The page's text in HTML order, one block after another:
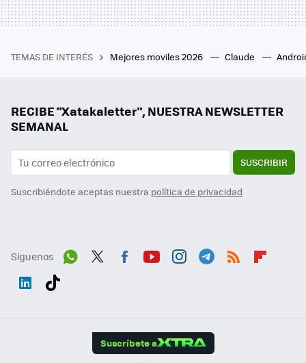
TEMAS DE INTERÉS Mejores moviles 2026 Claude
RECIBE "Xatakaletter", NUESTRA NEWSLETTER
SEMANAL
SUSCRIBIR
Suscribiéndote aceptas nuestra política de privacidad
Síguenos
Suscríbete a